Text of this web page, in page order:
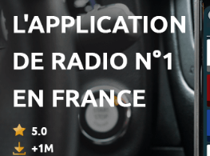
Vis ton Coran